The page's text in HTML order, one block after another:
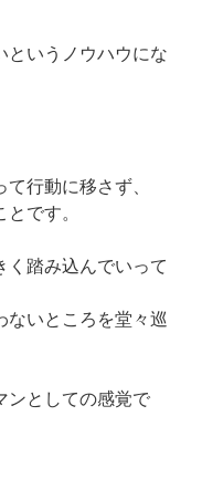
というノウハウにな
行動に移さず、
です。
く踏み込んでいって
ないところを堂々巡
ンとしての感覚で